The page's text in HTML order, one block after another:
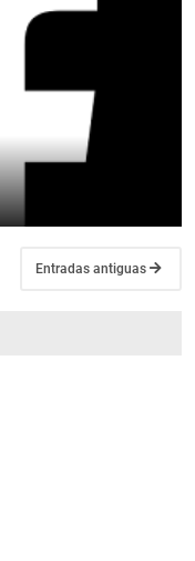
Entradas antiguas